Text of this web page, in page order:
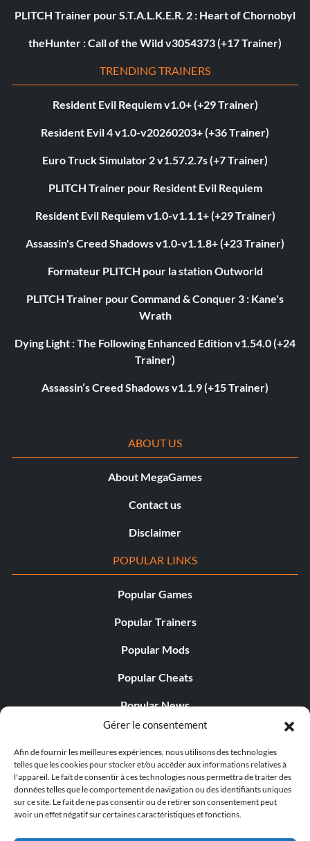
Gérer le consentement
Afin de fournir les meilleures expériences, nous utilisons des technologies
telles que les cookies pour stocker et/ou accéder aux informations relatives à
l'appareil. Le fait de consentir à ces technologies nous permettra de traiter des
données telles que le comportement de navigation ou des identifiants uniques
sur ce site. Le fait de ne pas consentir ou de retirer son consentement peut
avoir un effet négatif sur certaines caractéristiques et fonctions.
PLITCH Trainer pour S.T.A.L.K.E.R. 2 : Heart of Chornobyl
theHunter : Call of the Wild v3054373 (+17 Trainer)
TRENDING TRAINERS
Resident Evil Requiem v1.0+ (+29 Trainer)
Resident Evil 4 v1.0-v20260203+ (+36 Trainer)
Euro Truck Simulator 2 v1.57.2.7s (+7 Trainer)
PLITCH Trainer pour Resident Evil Requiem
Resident Evil Requiem v1.0-v1.1.1+ (+29 Trainer)
Assassin's Creed Shadows v1.0-v1.1.8+ (+23 Trainer)
Formateur PLITCH pour la station Outworld
PLITCH Trainer pour Command & Conquer 3 : Kane's
Wrath
Dying Light : The Following Enhanced Edition v1.54.0 (+24
Trainer)
Assassin’s Creed Shadows v1.1.9 (+15 Trainer)
ABOUT US
About MegaGames
Contact us
Disclaimer
POPULAR LINKS
Popular Games
Popular Trainers
Popular Mods
Popular Cheats
Popular News
Popular Editorials
Popular Free Games
LATEST UPDATES